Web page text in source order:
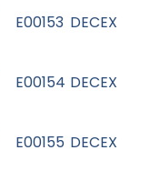
E00153 DECEX
E00154 DECEX
E00155 DECEX